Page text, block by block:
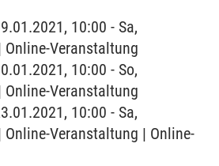
10:00 - Sa,
Veranstaltung
10:00 - So,
Veranstaltung
10:00 - Sa,
Veranstaltung | Online-